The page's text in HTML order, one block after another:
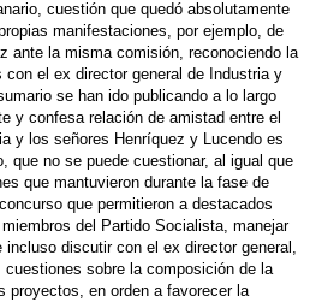
cuestión que quedó ab­solutamente
manifestaciones, por ejemplo, de
ante la misma comisión, reconociendo la
el ex director general de Industria y
se han ido publicando a lo largo
y confesa relación de amistad entre el
y los señores Henríquez y Lucendo es
que no se puede cuestionar, al igual que
que man­tuvieron durante la fase de
que permitieron a destacados
del Partido Socialista, manejar
incluso discutir con el ex director general,
sobre la composición de la
proyectos, en orden a favorecer la